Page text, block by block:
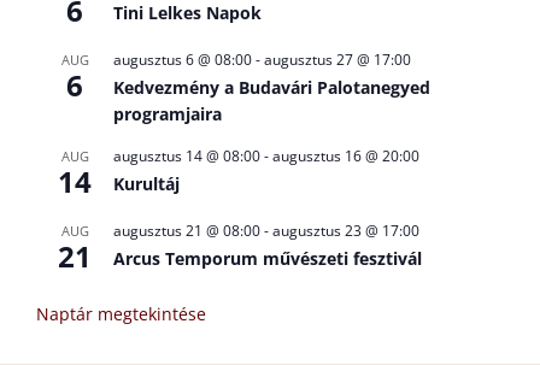
6 Tini Lelkes Napok
AUG
6
augusztus 6 @ 08:00-augusztus 27 @ 17:00
Kedvezmény a Budavári Palotanegyed
programjaira
AUG
14
augusztus 14 @ 08:00-augusztus 16 @ 20:00
Kurultáj
AUG
21
augusztus 21 @ 08:00-augusztus 23 @ 17:00
Arcus Temporum művészeti fesztivál
Naptár megtekintése